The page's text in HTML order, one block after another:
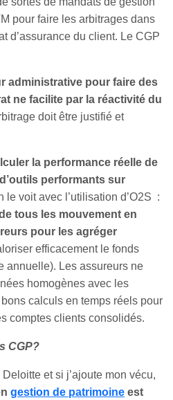
pour faire les arbitrages dans
d’assurance du client. Le CGP
administrative pour faire des
ne facilite par la réactivité du
doit être justifié et
la performance réelle de
d’outils performants sur
le voit avec l’utilisation d’O2S :
tous les mouvement en
pour les agréger
efficacement le fonds
annuelle). Les assureurs ne
homogènes avec les
calculs en temps réels pour
comptes clients consolidés.
CGP?
et si j’ajoute mon vécu,
gestion de patrimoine est